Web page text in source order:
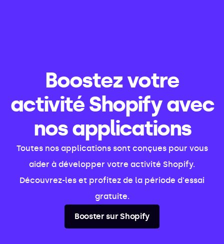
Boostez votre
activité Shopify avec
nos applications
Toutes nos applications sont conçues pour vous
aider à développer votre activité Shopify.
Découvrez-les et profitez de la période d'essai
gratuite.
Booster sur Shopify